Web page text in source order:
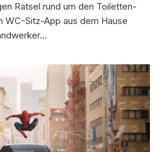
Rätsel rund um den Toiletten-
WC-Sitz-App aus dem Hause